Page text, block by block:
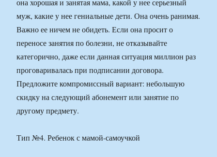
она хорошая и занятая мама, какой у нее серьезный
муж, какие у нее гениальные дети. Она очень ранимая.
Важно ее ничем не обидеть. Если она просит о
переносе занятия по болезни, не отказывайте
категорично, даже если данная ситуация миллион раз
проговаривалась при подписании договора.
Предложите компромиссный вариант: небольшую
скидку на следующий абонемент или занятие по
другому предмету.
Тип №4. Ребенок с мамой-самоучкой